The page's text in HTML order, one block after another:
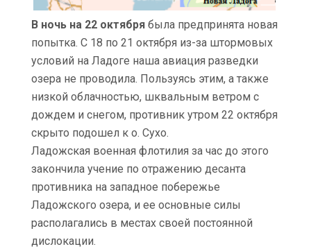
В ночь на 22 октября была предпринята новая
попытка. С 18 по 21 октября из-за штормовых
условий на Ладоге наша авиация разведки
озера не проводила. Пользуясь этим, а также
низкой облачностью, шквальным ветром с
дождем и снегом, противник утром 22 октября
скрыто подошел к о. Сухо.
Ладожская военная флотилия за час до этого
закончила учение по отражению десанта
противника на западное побережье
Ладожского озера, и ее основные силы
располагались в местах своей постоянной
дислокации.